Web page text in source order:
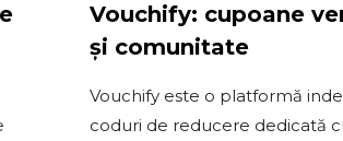
Vouchify: cupoane
și comunitate
Vouchify este o platformă
coduri de reducere dedicată